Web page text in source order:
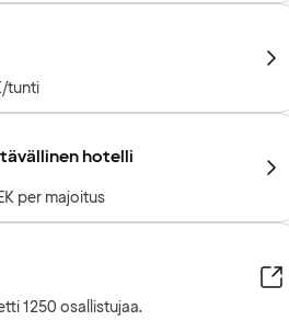
tunti
hotelli
per majoitus
1250 osallistujaa.